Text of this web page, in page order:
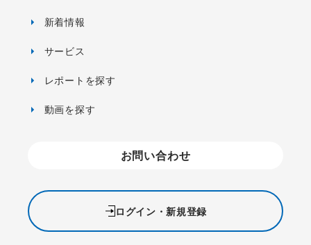
新着情報
サービス
レポートを探す
動画を探す
お問い合わせ
ログイン・新規登録